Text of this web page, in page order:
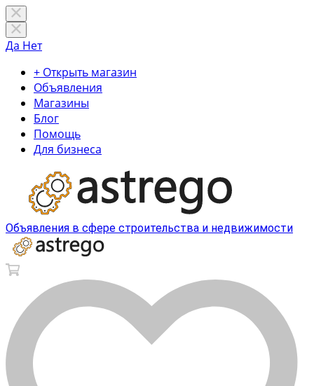
Да Нет
+ Открыть магазин
Объявления
Магазины
Блог
Помощь
Для бизнеса
Объявления в сфере строительства и недвижимости